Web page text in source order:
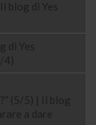
blog di Yes
Yes
4)
(5/5) | Il blog
a dare